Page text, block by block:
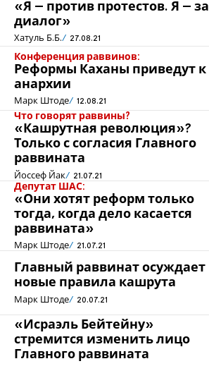
«Я – против протестов. Я – за
диалог»
Хатуль Б.Б. 27.08.21
Конференция раввинов:
Реформы Каханы приведут к
анархии
Марк Штоде 12.08.21
Что говорят раввины?
«Кашрутная революция»?
Только с согласия Главного
раввината
Йоссеф Йак 21.07.21
Депутат ШАС:
«Они хотят реформ только
тогда, когда дело касается
раввината»
Марк Штоде 21.07.21
Главный раввинат осуждает
новые правила кашрута
Марк Штоде 20.07.21
«Исраэль Бейтейну»
стремится изменить лицо
Главного раввината